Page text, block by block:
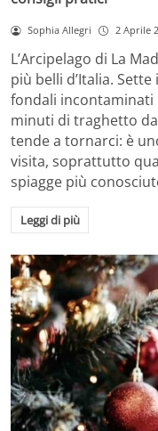
Sophia Allegri 2 Aprile
L’Arcipelago di La
più belli d’Italia.
fondali incontaminati
minuti di traghetto
tende a tornarci: è
visita, soprattutto
spiagge più
Leggi di più